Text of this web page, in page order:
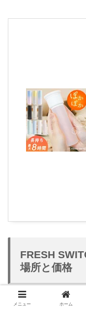
FRESH
場所と価格
メニュー ホーム